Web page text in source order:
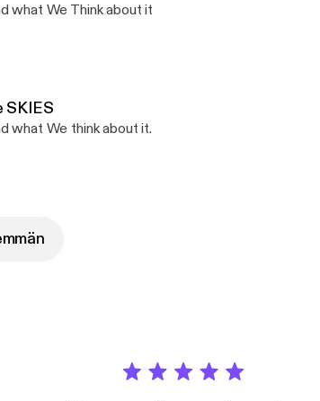
what We Think about it
SKIES
what We think about it.